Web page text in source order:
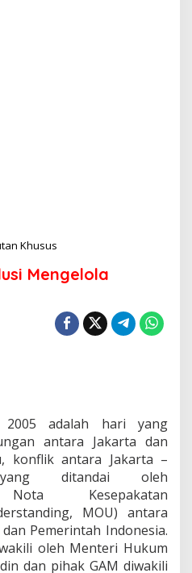
Khusus
e
e
h
o
u
s
e
n
g
e
l
Mengelola
adalah hari yang
antara Jakarta dan
konflik antara Jakarta –
ditandai oleh
Nota Kesepakatan
MOU) antara
Pemerintah Indonesia.
oleh Menteri Hukum
dan pihak GAM diwakili